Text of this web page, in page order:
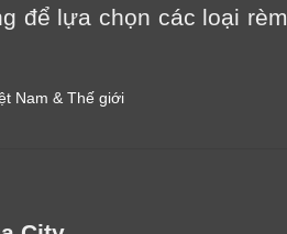
để lựa chọn các loại rèm